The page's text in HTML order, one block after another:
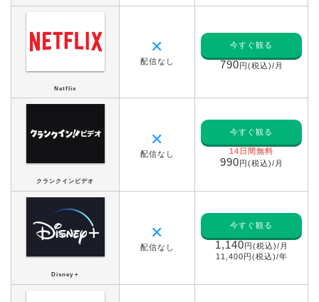
Netflix
✕
配信なし
今すぐ観る
790円(税込)/月
クランクインビデオ
✕
配信なし
今すぐ観る
14日間無料
990円(税込)/月
Disney＋
✕
配信なし
今すぐ観る
1,140円(税込)/月
11,400円(税込)/年